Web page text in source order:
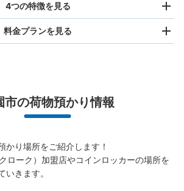
マホからお店と日時を
指定して事前予約
4つの特徴を見る
全国1,000箇所以上と提携
料金プランを見る
辺が45cm未満の大きさのお荷物（リュック、ハンド
グ、お手荷物など）
ツケースサイズ
市の荷物預かり情報
かり場所をご紹介します！
ローク）加盟店やコインロッカーの場所を
いきます。